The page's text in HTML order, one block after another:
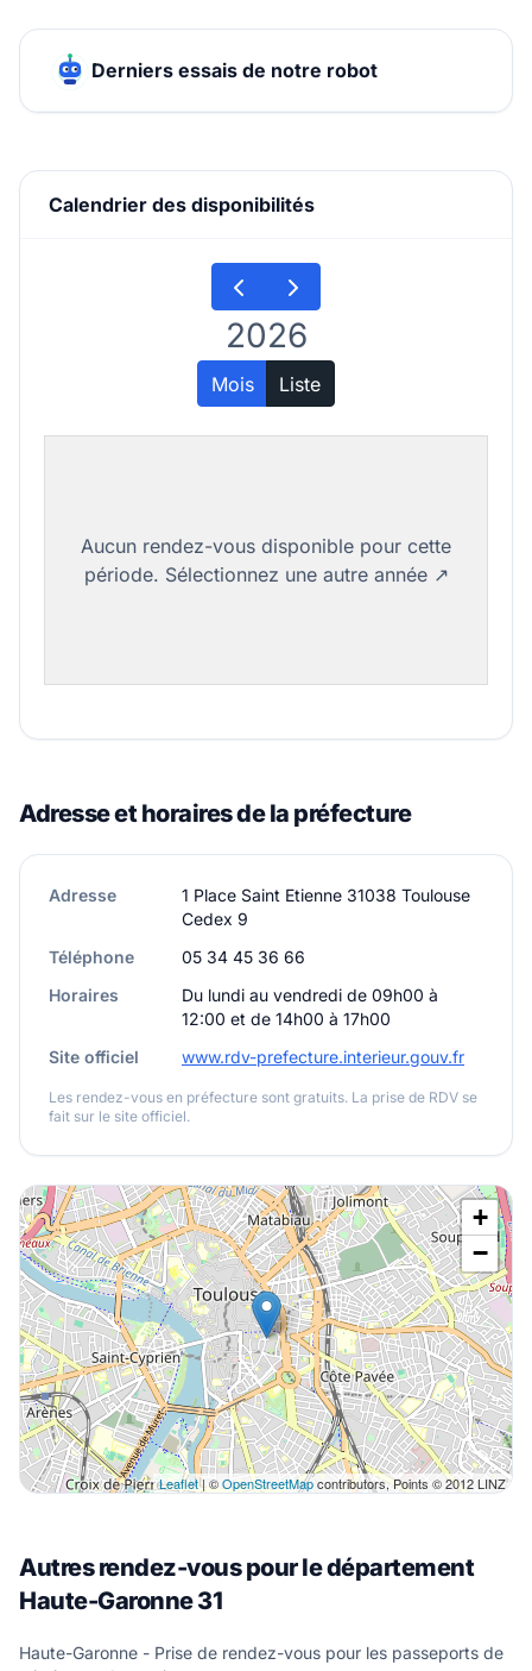
Derniers essais de notre robot
Calendrier des disponibilités
2026
Mois Liste
Adresse et horaires de la préfecture
Adresse
1 Place Saint Etienne 31038 Toulouse
Cedex 9
Téléphone
05 34 45 36 66
Horaires
Du lundi au vendredi de 09h00 à
12:00 et de 14h00 à 17h00
Site officiel
www.rdv-prefecture.interieur.gouv.fr
Les rendez-vous en préfecture sont gratuits. La prise de RDV se
fait sur le site officiel.
+
−
Leaflet| ©OpenStreetMapcontributors, Points © 2012 LINZ
Autres rendez-vous pour le département
Haute-Garonne 31
Haute-Garonne - Prise de rendez-vous pour les passeports de